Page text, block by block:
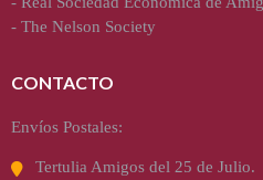
- The Nelson Society
CONTACTO
Envíos Postales:
Tertulia Amigos del 25 de Julio.